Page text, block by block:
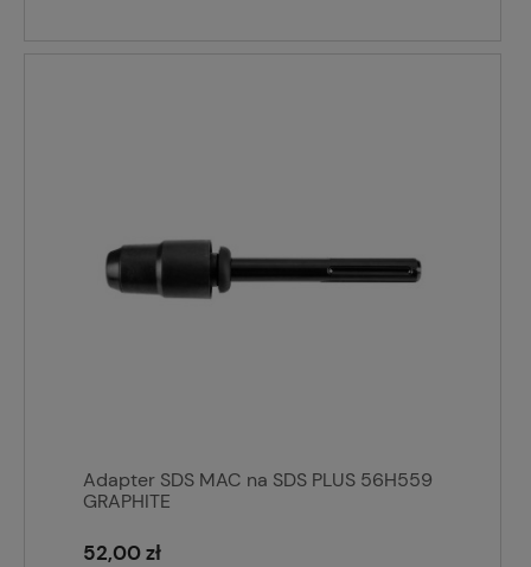
Adapter SDS MAC na SDS PLUS 56H559
GRAPHITE
52,00 zł